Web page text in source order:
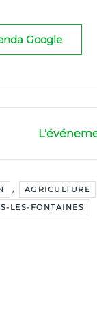
Google
, AGRICULTURE
LES-FONTAINES